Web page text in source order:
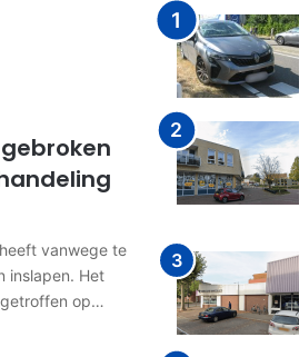
vanwege te
inslapen. Het
op…